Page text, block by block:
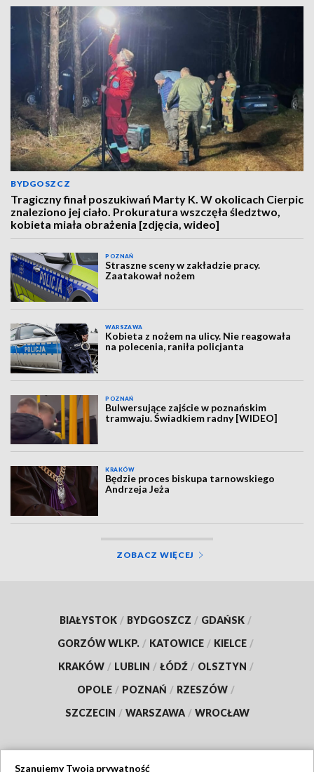
BYDGOSZCZ
Tragiczny finał poszukiwań Marty K. W okolicach Cierpic
znaleziono jej ciało. Prokuratura wszczęła śledztwo,
kobieta miała obrażenia [zdjęcia, wideo]
POZNAŃ
Straszne sceny w zakładzie pracy.
Zaatakował nożem
WARSZAWA
Kobieta z nożem na ulicy. Nie reagowała
na polecenia, raniła policjanta
POZNAŃ
Bulwersujące zajście w poznańskim
tramwaju. Świadkiem radny [WIDEO]
KRAKÓW
Będzie proces biskupa tarnowskiego
Andrzeja Jeża
ZOBACZ WIĘCEJ
BIAŁYSTOK / BYDGOSZCZ / GDAŃSK /
GORZÓW WLKP. / KATOWICE / KIELCE /
KRAKÓW / LUBLIN / ŁÓDŹ / OLSZTYN /
OPOLE / POZNAŃ / RZESZÓW /
SZCZECIN / WARSZAWA / WROCŁAW
Szanujemy Twoją prywatność